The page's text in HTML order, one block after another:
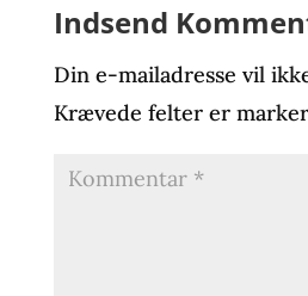
Indsend
Din e-mailadresse vil
Krævede felter er